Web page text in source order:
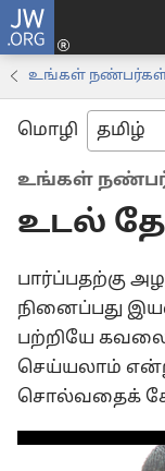
JW.ORG
உங்கள்
மொழி
உங்கள்
உடல்
பார்ப்பதற்கு
நினைப்பது
பற்றியே
செய்யலாம்
சொல்வதைக்